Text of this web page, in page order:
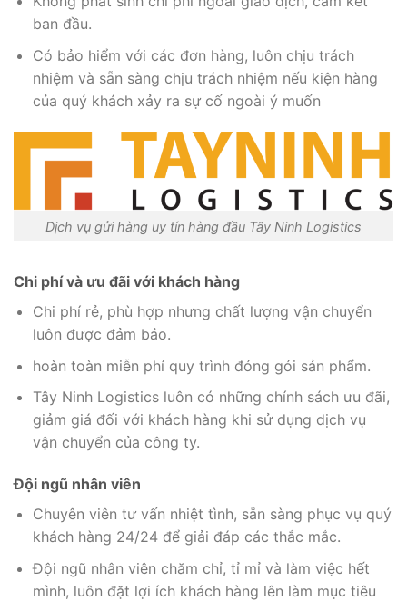
ban đầu.
Có bảo hiểm với các đơn hàng, luôn chịu trách
nhiệm và sẵn sàng chịu trách nhiệm nếu kiện hàng
của quý khách xảy ra sự cố ngoài ý muốn
Dịch vụ gửi hàng uy tín hàng đầu Tây Ninh Logistics
Chi phí và ưu đãi với khách hàng
Chi phí rẻ, phù hợp nhưng chất lượng vận chuyển
luôn được đảm bảo.
hoàn toàn miễn phí quy trình đóng gói sản phẩm.
Tây Ninh Logistics luôn có những chính sách ưu đãi,
giảm giá đối với khách hàng khi sử dụng dịch vụ
vận chuyển của công ty.
Đội ngũ nhân viên
Chuyên viên tư vấn nhiệt tình, sẵn sàng phục vụ quý
khách hàng 24/24 để giải đáp các thắc mắc.
Đội ngũ nhân viên chăm chỉ, tỉ mỉ và làm việc hết
mình, luôn đặt lợi ích khách hàng lên làm mục tiêu